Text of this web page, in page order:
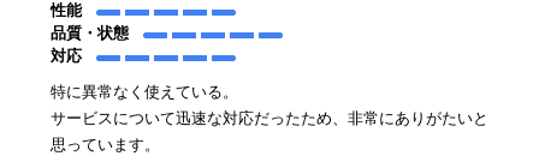
性能
品質・状態
対応
特に異常なく使えている。
サービスについて迅速な対応だったため、非常にありがたいと
思っています。